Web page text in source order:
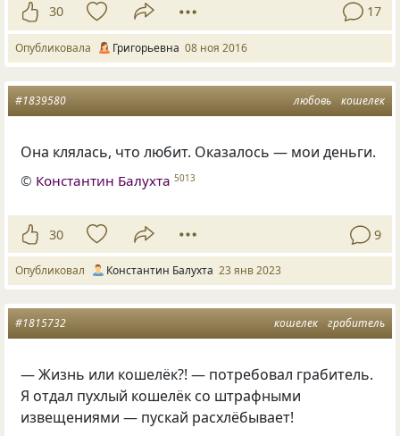
30 17
Опубликовала Григорьевна 08 ноя 2016
любовь кошелек
#1839580
Она клялась, что любит. Оказалось — мои деньги.
© Константин Балухта 5013
30 9
Опубликовал Константин Балухта 23 янв 2023
кошелек грабитель
#1815732
— Жизнь или кошелёк?! — потребовал грабитель.
Я отдал пухлый кошелёк со штрафными
извещениями — пускай расхлёбывает!